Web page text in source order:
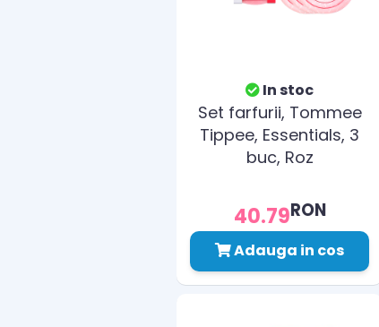
In stoc
Set farfurii, Tommee
Tippee, Essentials, 3
buc, Roz
40.79RON
Adauga in cos